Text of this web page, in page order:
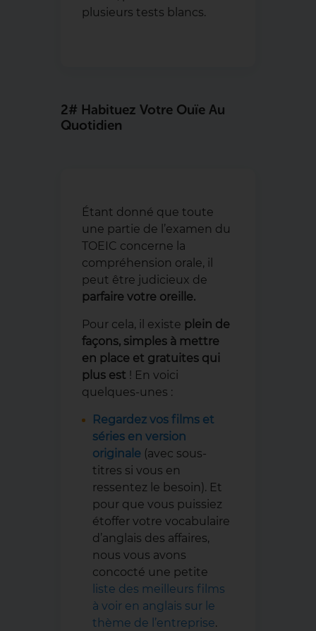
plusieurs tests blancs.
2# Habituez Votre Ouïe Au
Quotidien
Étant donné que toute
une partie de l’examen du
TOEIC concerne la
compréhension orale, il
peut être judicieux de
parfaire votre oreille.
Pour cela, il existe plein de
façons, simples à mettre
en place et gratuites qui
plus est ! En voici
quelques-unes :
Regardez vos films et
séries en version
originale (avec sous-
titres si vous en
ressentez le besoin). Et
pour que vous puissiez
étoffer votre vocabulaire
d’anglais des affaires,
nous vous avons
concocté une petite
liste des meilleurs films
à voir en anglais sur le
thème de l’entreprise.